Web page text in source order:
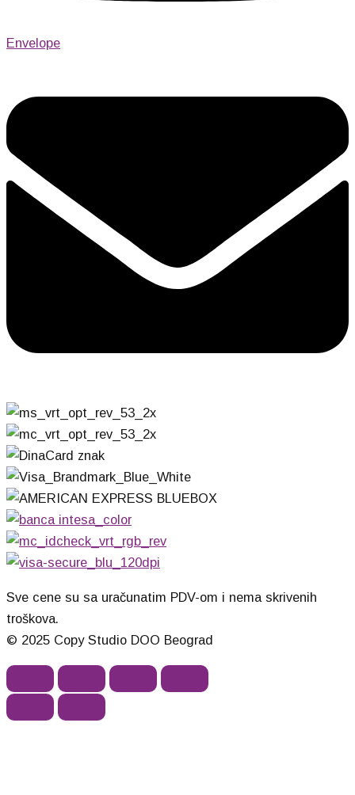
Envelope
Sve cene su sa uračunatim PDV-om i nema skrivenih
troškova.
© 2025 Copy Studio DOO Beograd